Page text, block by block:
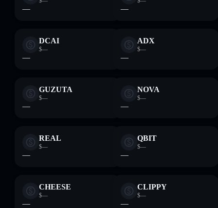
— —
DCAI
$—
—
ADX
$—
—
GUZUTA
$—
—
NOVA
$—
—
REAL
$—
—
QBIT
$—
—
CHEESE
$—
—
CLIPPY
$—
—